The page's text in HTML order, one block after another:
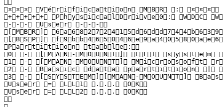
  
 ¤ ¤ ¤   V é r i f i c a t i o n   M B R   :   ¤ ¤ ¤  
 + + + + +   P h y s i c a l D r i v e 0 :   W D C 
 - - -   U s e r   - - -  
 [ M B R ] 
 [ B S P ] 
 P a r t i t i o n   t a b l e :  
 0   -   [ M A N - M O U N T ]   E F I 
 1   -   [ M A N - M O U N T ]   M i c r o s o f t 
 2   -   B a s i c   d a t a   p a r t i t i o n   | 
 3   -   [ S Y S T E M ] [ M A N - M O U N T ] 
 U s e r   =   L L 1   . . .   O K  
 U s e r   =   L L 2   . . .   O K  
  